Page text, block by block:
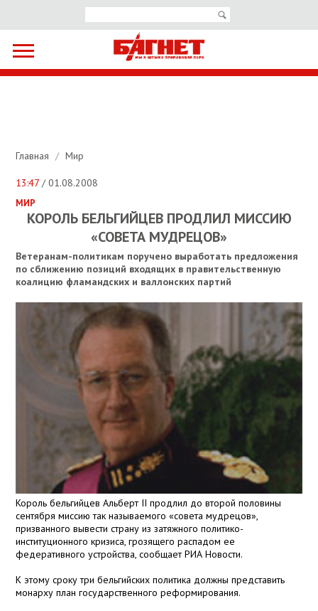
Главная / Мир
13:47 / 01.08.2008
МИР
КОРОЛЬ БЕЛЬГИЙЦЕВ ПРОДЛИЛ МИССИЮ
«СОВЕТА МУДРЕЦОВ»
Ветеранам-политикам поручено выработать предложения
по сближению позиций входящих в правительственную
коалицию фламандских и валлонских партий
Король бельгийцев Альберт II продлил до второй половины
сентября миссию так называемого «совета мудрецов»,
призванного вывести страну из затяжного политико-
институционного кризиса, грозящего распадом ее
федеративного устройства, сообщает РИА Новости.
К этому сроку три бельгийских политика должны представить
монарху план государственного реформирования.